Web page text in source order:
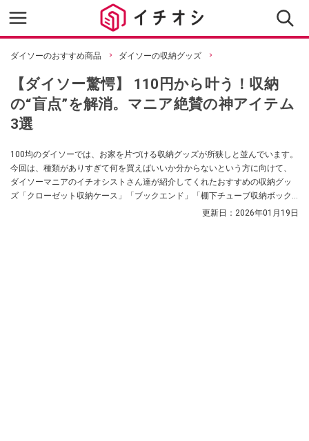
ダイソーのおすすめ商品 ダイソーの収納グッズ
【ダイソー驚愕】 110円から叶う！収納
の“盲点”を解消。マニア絶賛の神アイテム
3選
100均のダイソーでは、お家を片づける収納グッズが所狭しと並んでいます。
今回は、種類がありすぎて何を買えばいいか分からないという方に向けて、
ダイソーマニアのイチオシストさん達が紹介してくれたおすすめの収納グッ
ズ「クローゼット収納ケース」「ブックエンド」「棚下チューブ収納ボック
更新日： 2026年01月19日